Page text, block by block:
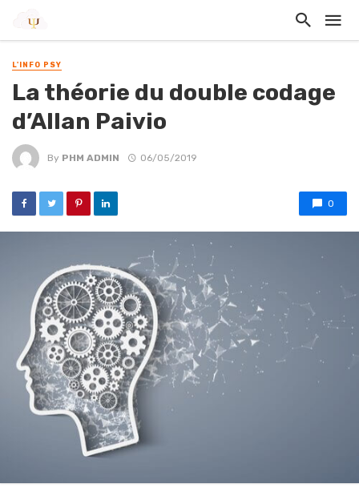
L'INFO PSY
La théorie du double codage
d’Allan Paivio
By PHM ADMIN 06/05/2019
0